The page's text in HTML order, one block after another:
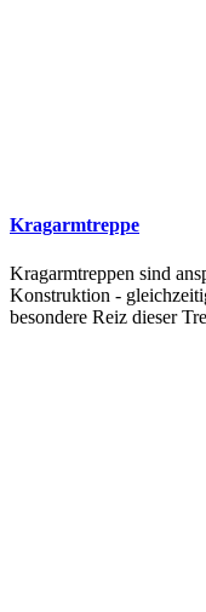
Kragarmtreppe
Kragarmtreppen sind
Konstruktion -
besondere Reiz dieser